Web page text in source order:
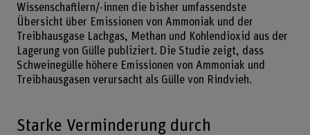
Wissenschaftlern/-innen die bisher umfassendste
Übersicht über Emissionen von Ammoniak und der
Treibhausgase Lachgas, Methan und Kohlendioxid aus der
Lagerung von Gülle publiziert. Die Studie zeigt, dass
Schweinegülle höhere Emissionen von Ammoniak und
Treibhausgasen verursacht als Gülle von Rindvieh.
Starke Verminderung durch